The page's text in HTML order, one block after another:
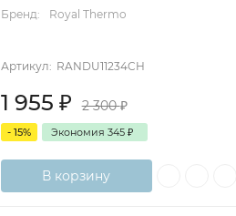
Бренд: Royal Thermo
Артикул: RANDU11234CH
1 955 ₽ 2 300₽
- 15% Экономия 345 ₽
В корзину